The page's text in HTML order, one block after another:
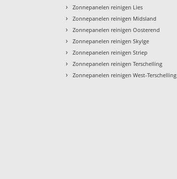
›
Zonnepanelen reinigen Lies
› Zonnepanelen reinigen Midsland
› Zonnepanelen reinigen Oosterend
› Zonnepanelen reinigen Skylge
› Zonnepanelen reinigen Striep
› Zonnepanelen reinigen Terschelling
› Zonnepanelen reinigen West-Terschelling